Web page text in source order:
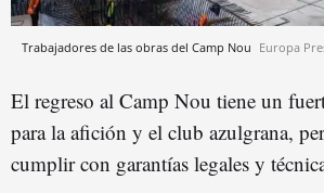
Trabajadores de las obras del Camp Nou Europa
El regreso al Camp Nou tiene un
para la afición y el club azulgrana,
cumplir con garantías legales y